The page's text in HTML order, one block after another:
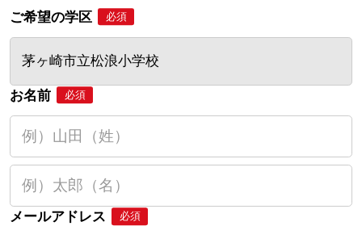
ご希望の学区 必須
茅ヶ崎市立松浪小学校
お名前 必須
メールアドレス 必須